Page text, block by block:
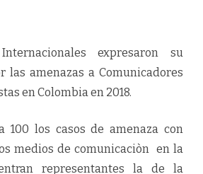
expresaron su
las amenazas a Comunicadores
en Colombia en 2018.
100 los casos de amenaza con
medios de comunicaciòn en la
representantes la de la